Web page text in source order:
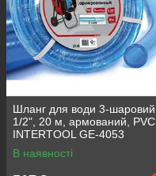
Шланг для води 3-шаровий,
1/2", 20 м, армований, PVC
INTERTOOL GE-4053
В наявності